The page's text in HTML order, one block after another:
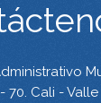
70. Cali -